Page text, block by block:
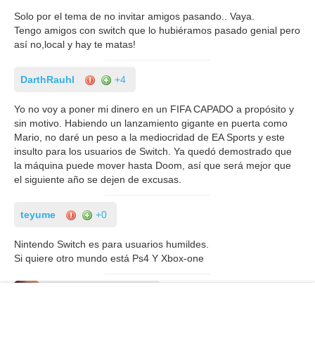
Solo por el tema de no invitar amigos pasando.. Vaya.
Tengo amigos con switch que lo hubiéramos pasado genial pero
así no,local y hay te matas!
DarthRauhl +4
Yo no voy a poner mi dinero en un FIFA CAPADO a propósito y
sin motivo. Habiendo un lanzamiento gigante en puerta como
Mario, no daré un peso a la mediocridad de EA Sports y este
insulto para los usuarios de Switch. Ya quedó demostrado que
la máquina puede mover hasta Doom, así que será mejor que
el siguiente año se dejen de excusas.
teyume +0
Nintendo Switch es para usuarios humildes.
Si quiere otro mundo está Ps4 Y Xbox-one